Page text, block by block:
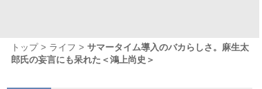
トップ ライフ
サマータイム導入のバカらしさ。麻生太
郎氏の妄言にも呆れた＜鴻上尚史＞